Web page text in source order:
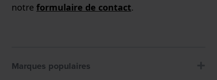
notre formulaire de contact.
Marques populaires